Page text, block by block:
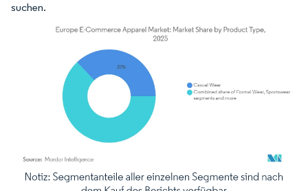
suchen.
Bild © Mordor Intelligence. Wiederverwendung erfordert Namensnennung